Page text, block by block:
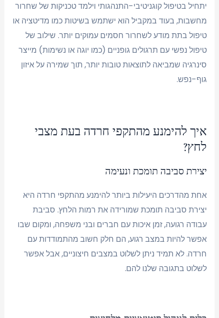
יתחיל בטיפול קוגניטיבי-התנהגותי וילמד טכניקות של שחרור
מחשבות, בעוד במקביל הוא ישתמש בשיטות כמו מדיטציה או
טיפול בתת מודע לשחרור חסמים עמוקים יותר. שילוב של
טיפול נפשי עם תרגולים גופניים (כמו יוגה או נשימות) מייצר
סינרגיה שמביאה לתוצאות טובות יותר, תוך שמירה על איזון
גוף-נפש.
איך להימנע מהתקפי חרדה בעת מצבי
לחץ?
יצירת סביבה תומכת ונעימה
אחת מהדרכים היעילות ביותר להימנע מהתקפי חרדה היא
יצירת סביבה תומכת שמורידה את רמות הלחץ. סביבת
עבודה רגועה, זמן איכות עם חברים ובני משפחה, ומקום שבו
אפשר להיות במצב רגוע, הם חלק חשוב מהתמודדות עם
חרדה. לא תמיד ניתן לשלוט במצבים חיצוניים, אבל אפשר
לשלוט בתגובה שלנו להם.